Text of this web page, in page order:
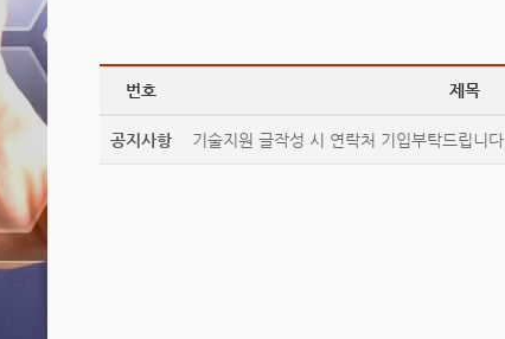
번호 제목
공지사항 기술지원 글작성 시 연락처 기입부탁드립니다.